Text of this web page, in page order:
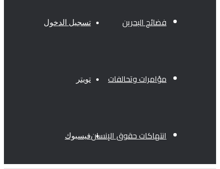
فضائح البحرين
مؤامرات وتحالفات
انتهاكات حقوق الإنسان
تسجيل الدخول
تويتر
فيسبوك